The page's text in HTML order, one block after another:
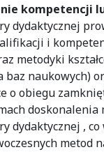
kompetencji
dydaktycznej
i
metodyki
baz naukowych)
o obiegu
dydaktycznej ,
metod